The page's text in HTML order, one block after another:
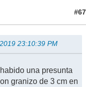
#67
23:10:39 PM
una presunta
granizo de 3 cm en